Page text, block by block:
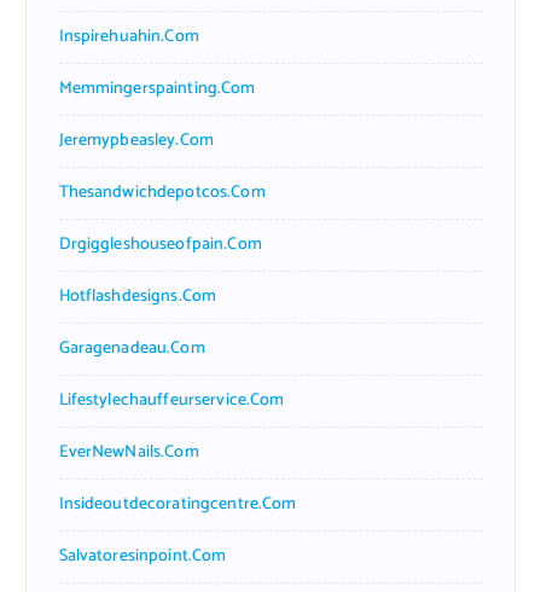
Inspirehuahin.com
Memmingerspainting.com
Jeremypbeasley.com
Thesandwichdepotcos.com
Drgiggleshouseofpain.com
Hotflashdesigns.com
Garagenadeau.com
Lifestylechauffeurservice.com
EverNewNails.com
Insideoutdecoratingcentre.com
Salvatoresinpoint.com